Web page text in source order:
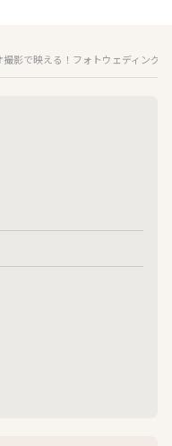
撮影で映える！フォトウェディング